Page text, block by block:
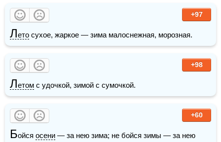
+97
Лето сухое, жаркое — зима малоснежная, морозная.
+98
Летом с удочкой, зимой с сумочкой.
+60
Бойся осени